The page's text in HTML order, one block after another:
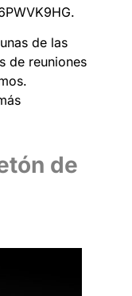
de las
de reuniones
de